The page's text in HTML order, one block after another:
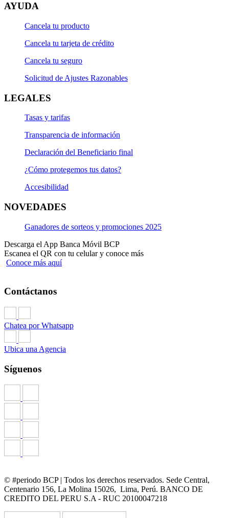
AYUDA
Cancela tu producto
Cancela tu tarjeta de crédito
Cancela tu seguro
Solicitud de Ajustes Razonables
LEGALES
Tasas y tarifas
Transparencia de información
Declaración del Beneficiario final
¿Cómo protegemos tus datos?
Accesibilidad
NOVEDADES
Ganadores de sorteos y promociones 2025
Descarga el App Banca Móvil BCP
Escanea el QR con tu celular y conoce más
Conoce más aquí
Contáctanos
Chatea por Whatsapp
Ubica una Agencia
Síguenos
© #periodo BCP | Todos los derechos reservados. Sede Central,
Centenario 156, La Molina 15026, Lima, Perú. BANCO DE
CREDITO DEL PERU S.A - RUC 20100047218